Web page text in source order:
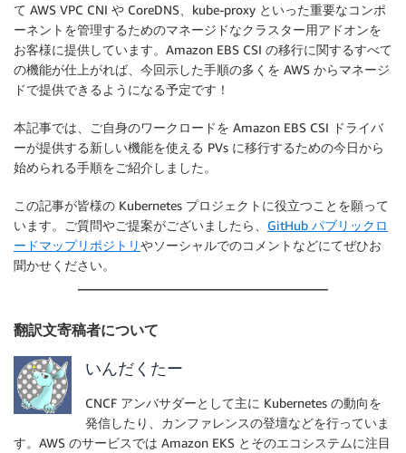
て AWS VPC CNI や CoreDNS、kube-proxy といった重要なコンポ
ーネントを管理するためのマネージドなクラスター用アドオンを
お客様に提供しています。Amazon EBS CSI の移行に関するすべて
の機能が仕上がれば、今回示した手順の多くを AWS からマネージ
ドで提供できるようになる予定です！
本記事では、ご自身のワークロードを Amazon EBS CSI ドライバ
ーが提供する新しい機能を使える PVs に移行するための今日から
始められる手順をご紹介しました。
この記事が皆様の Kubernetes プロジェクトに役立つことを願って
います。ご質問やご提案がございましたら、 GitHub パブリックロ
ードマップリポジトリやソーシャルでのコメントなどにてぜひお
聞かせください。
翻訳文寄稿者について
いんだくたー
CNCF アンバサダーとして主に Kubernetes の動向を
発信したり、カンファレンスの登壇などを行っていま
す。AWS のサービスでは Amazon EKS とそのエコシステムに注目